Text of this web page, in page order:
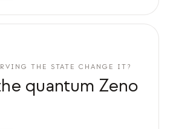
THE STATE CHANGE IT?
quantum Zeno